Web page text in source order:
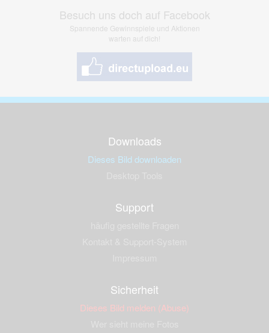
Besuch uns doch auf Facebook
Spannende Gewinnspiele und Aktionen
warten auf dich!
Downloads
Dieses Bild downloaden
Support
Sicherheit
Dieses Bild melden (Abuse)